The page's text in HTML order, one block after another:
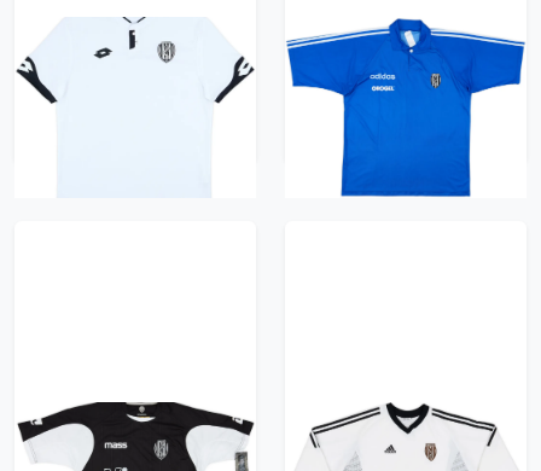
2017-18 Cesena Home
Shirt - 10/10 - (M)
1995-96 Cesena
adidas Training Shirt -
9/10 - (XL)
470 kr / £53.99
2008-09 Cesena Away
Shirt (S)
2002-03 Cesena Home
L/S Shirt - 5/10 - (XL)